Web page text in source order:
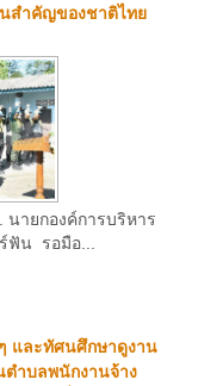
สำคัญของชาติไทย
นายกองค์การบริหาร
ฟัน รอมือ...
และทัศนศึกษาดูงาน
ำบลพนักงานจ้าง